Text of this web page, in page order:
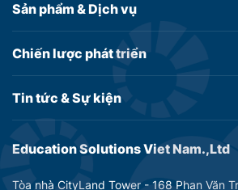
Education Solutions Viet Nam.,Ltd
Tòa nhà CityLand Tower - 168 Phan Văn
Sản phẩm &Dịch vụ
Chiến lược phát triển
Tin tức &Sự kiện